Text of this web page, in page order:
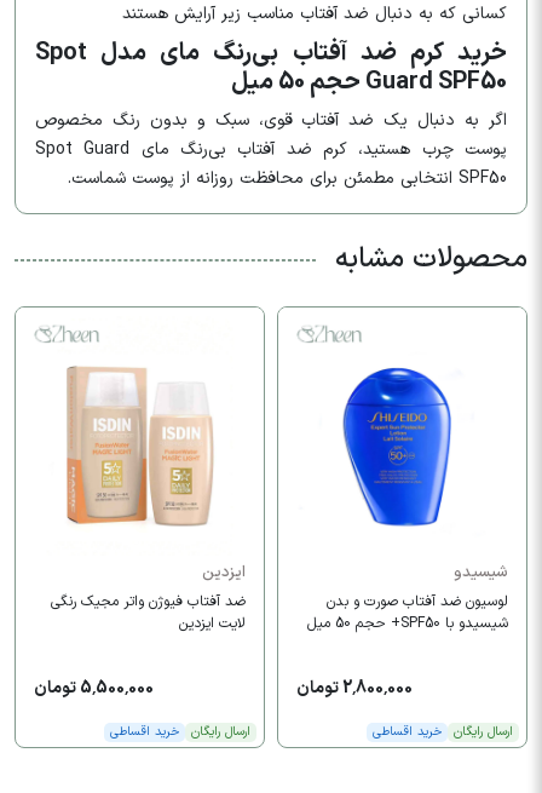
کسانی که به دنبال ضد آفتاب مناسب زیر آرایش هستند
خرید کرم ضد آفتاب بی‌رنگ مای مدل Spot
Guard SPF50 حجم 50 میل
اگر به دنبال یک ضد آفتاب قوی، سبک و بدون رنگ مخصوص
پوست چرب هستید، کرم ضد آفتاب بی‌رنگ مای Spot Guard
SPF50 انتخابی مطمئن برای محافظت روزانه از پوست شماست.
محصولات مشابه
شیسیدو
لوسیون ضد آفتاب صورت و بدن
شیسیدو با SPF50+ حجم 50 میل
2,800,000 تومان
ارسال رایگان خرید اقساطی
ایزدین
ضد آفتاب فیوژن واتر مجیک رنگی
لایت ایزدین
5,500,000 تومان
ارسال رایگان خرید اقساطی